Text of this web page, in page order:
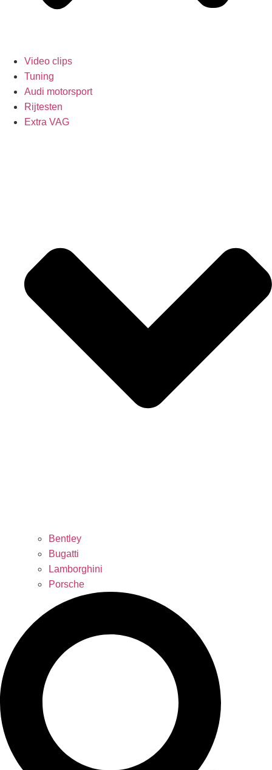
Video clips
Tuning
Audi motorsport
Rijtesten
Extra VAG
Bentley
Bugatti
Lamborghini
Porsche